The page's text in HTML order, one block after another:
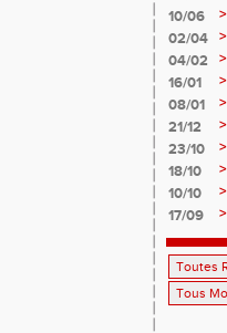
10/06
>
02/04
>
04/02
>
16/01
>
08/01
>
21/12
>
23/10
>
18/10
>
10/10
>
17/09
>